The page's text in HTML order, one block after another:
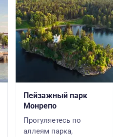
Пейзажный парк
Монрепо
Прогуляетесь по
аллеям парка,